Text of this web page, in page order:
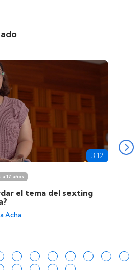
3:12
a 17 años
el tema del sexting
Acha